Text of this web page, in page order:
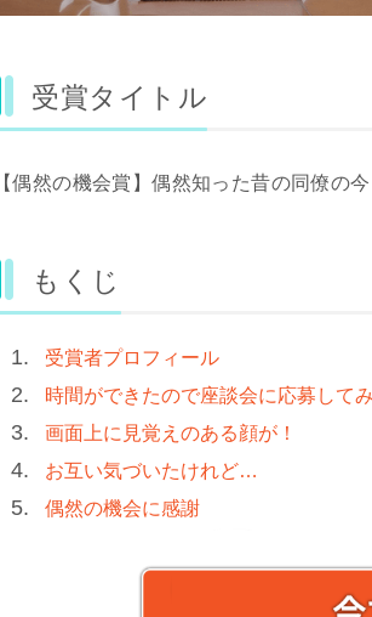
受賞タイトル
【偶然の機会賞】偶然知った昔の同僚の今
もくじ
受賞者プロフィール
時間ができたので座談会に応募して
画面上に見覚えのある顔が！
お互い気づいたけれど…
偶然の機会に感謝